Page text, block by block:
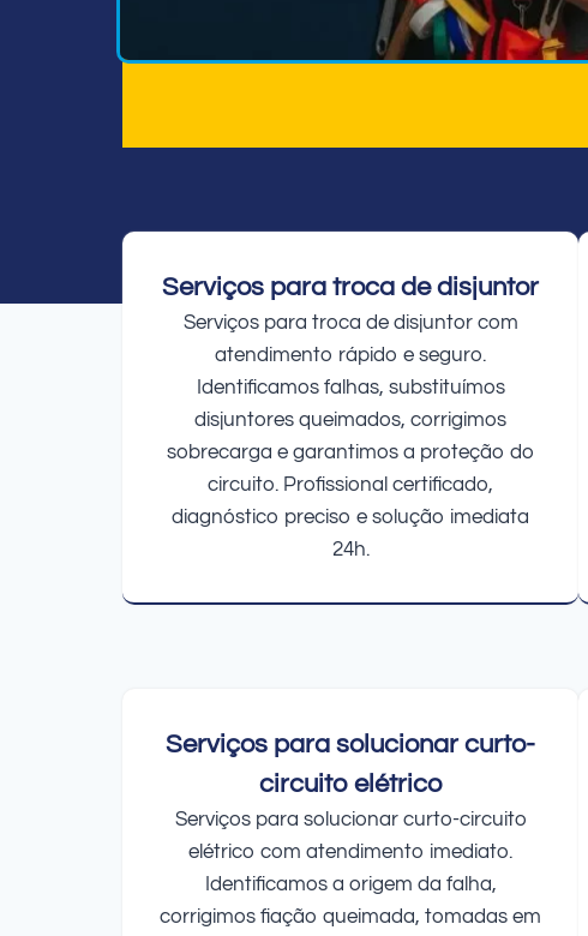
Serviços para troca de disjuntor
Serviços para troca de disjuntor com
atendimento rápido e seguro.
Identificamos falhas, substituímos
disjuntores queimados, corrigimos
sobrecarga e garantimos a proteção do
circuito. Profissional certificado,
diagnóstico preciso e solução imediata
24h.
Serviços para solucionar curto-
circuito elétrico
Serviços para solucionar curto-circuito
elétrico com atendimento imediato.
Identificamos a origem da falha,
corrigimos fiação queimada, tomadas em